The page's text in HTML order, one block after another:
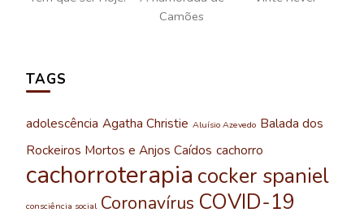
Camões
TAGS
adolescência Agatha Christie Aluísio Azevedo Balada dos
Rockeiros Mortos e Anjos Caídos cachorro
cachorroterapia cocker spaniel
consciência social Coronavírus COVID-19